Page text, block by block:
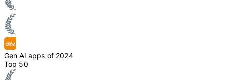
Gen AI apps of 2024
Top 50